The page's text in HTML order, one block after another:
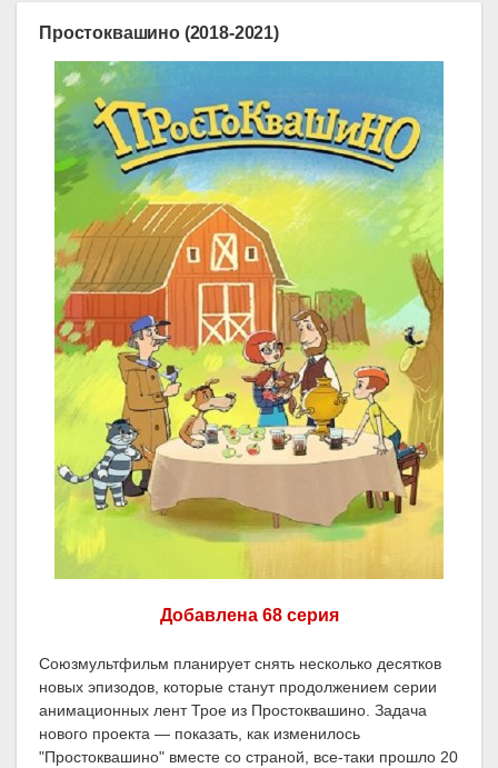
Простоквашино (2018-2021)
Добавлена 68 серия
Союзмультфильм планирует снять несколько десятков
новых эпизодов, которые станут продолжением серии
анимационных лент Трое из Простоквашино. Задача
нового проекта — показать, как изменилось
"Простоквашино" вместе со страной, все-таки прошло 20